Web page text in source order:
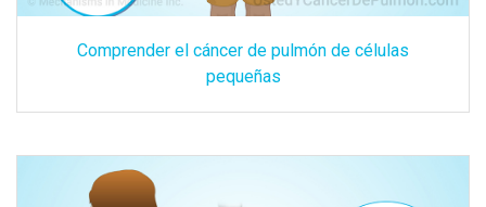
Comprender el cáncer de pulmón de células
pequeñas